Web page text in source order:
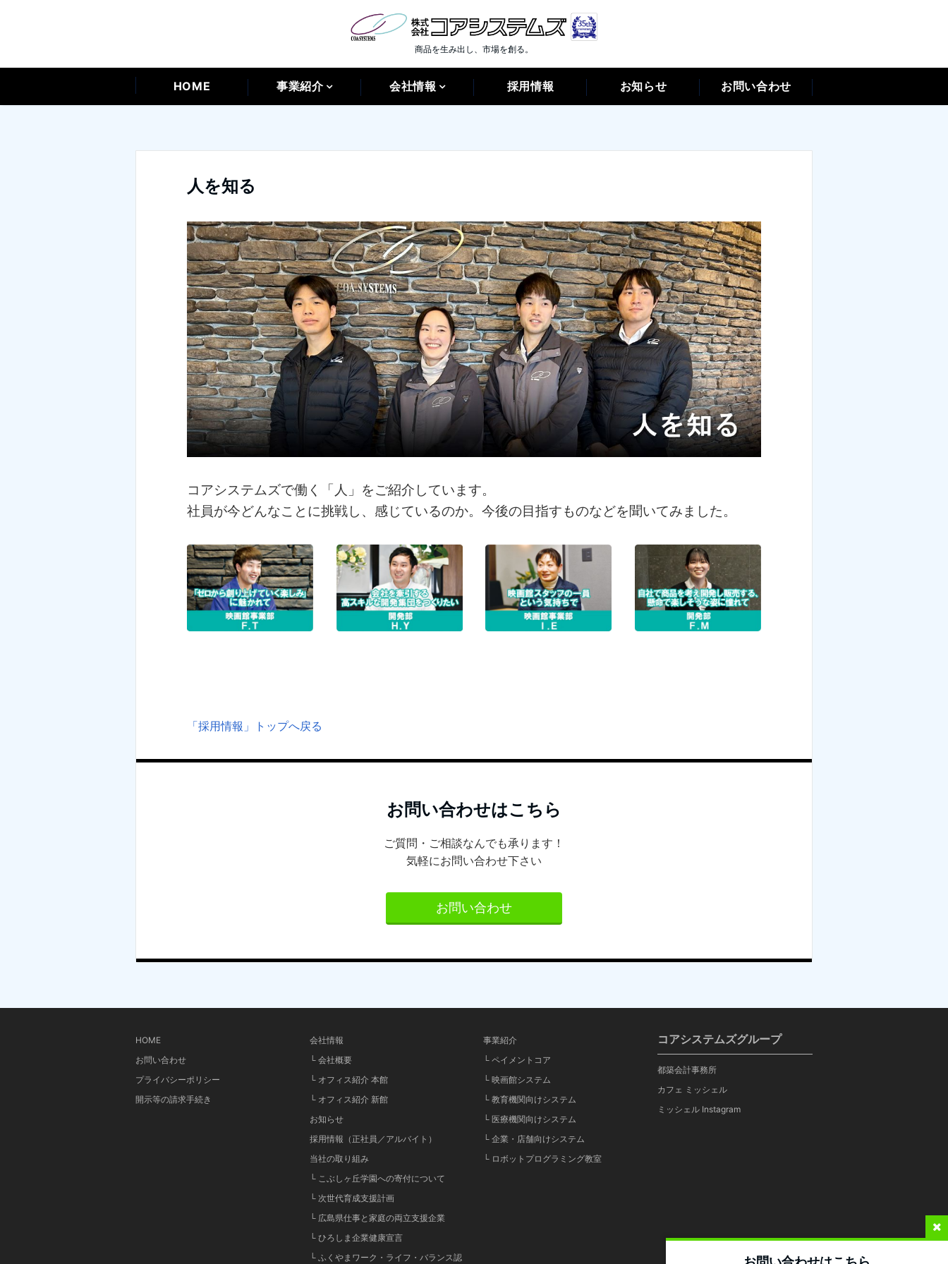
商品を生み出し、市場を創る。
HOME 事業紹介 会社情報 採用情報 お知らせ お問い合わせ
人を知る
コアシステムズで働く「人」をご紹介しています。
社員が今どんなことに挑戦し、感じているのか。今後の目指すものなどを聞いてみました。
「採用情報」トップへ戻る
お問い合わせはこちら
ご質問・ご相談なんでも承ります！
気軽にお問い合わせ下さい
お問い合わせ
HOME
お問い合わせ
プライバシーポリシー
開示等の請求手続き
会社情報
└ 会社概要
└ オフィス紹介 本館
└ オフィス紹介 新館
お知らせ
採用情報（正社員／アルバイト）
当社の取り組み
└ こぶしヶ丘学園への寄付について
└ 次世代育成支援計画
└ 広島県仕事と家庭の両立支援企業
└ ひろしま企業健康宣言
└ ふくやまワーク・ライフ・バランス認
事業紹介
└ ペイメントコア
└ 映画館システム
└ 教育機関向けシステム
└ 医療機関向けシステム
└ 企業・店舗向けシステム
└ ロボットプログラミング教室
コアシステムズグループ
都築会計事務所
カフェ ミッシェル
ミッシェル Instagram